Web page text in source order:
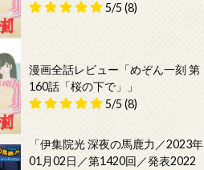
5/5 (8)
漫画全話レビュー「めぞん一刻 第
160話「桜の下で」」
5/5 (8)
「伊集院光 深夜の馬鹿力／2023年
01月02日／第1420回／発表2022